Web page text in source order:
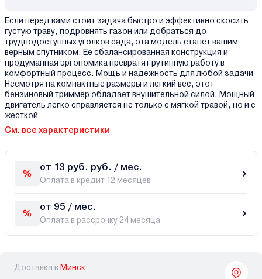
Если перед вами стоит задача быстро и эффективно скосить
густую траву, подровнять газон или добраться до
труднодоступных уголков сада, эта модель станет вашим
верным спутником. Ее сбалансированная конструкция и
продуманная эргономика превратят рутинную работу в
комфортный процесс. Мощь и надежность для любой задачи
Несмотря на компактные размеры и легкий вес, этот
бензиновый триммер обладает внушительной силой. Мощный
двигатель легко справляется не только с мягкой травой, но и с
жесткой
См. все характеристики
от 13 руб. руб. / мес.
Оплата в кредит 12 месяцев
от 95 / мес.
Оплата в рассрочку 24 месяца
Доставка в Минск